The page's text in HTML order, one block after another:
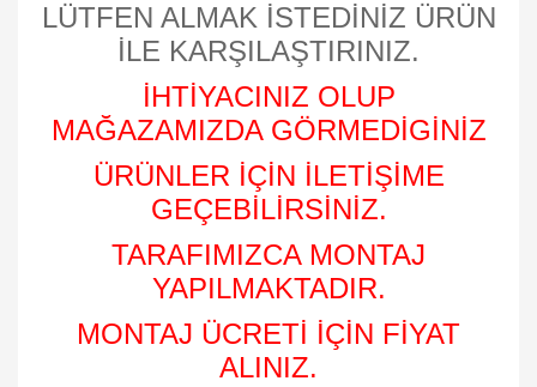
LÜTFEN ALMAK İSTEDİNİZ ÜRÜN
İLE KARŞILAŞTIRINIZ.
İHTİYACINIZ OLUP
MAĞAZAMIZDA GÖRMEDİGİNİZ
ÜRÜNLER İÇİN İLETİŞİME
GEÇEBİLİRSİNİZ.
TARAFIMIZCA MONTAJ
YAPILMAKTADIR.
MONTAJ ÜCRETİ İÇİN FİYAT
ALINIZ.